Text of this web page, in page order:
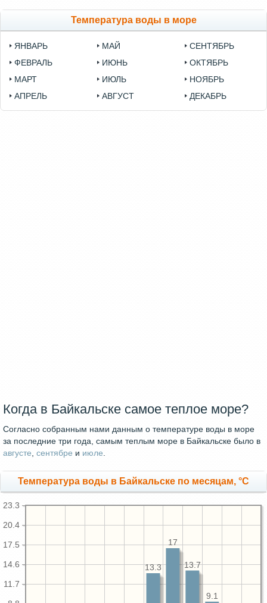
Температура воды в море
ЯНВАРЬ
ФЕВРАЛЬ
МАРТ
АПРЕЛЬ
МАЙ
ИЮНЬ
ИЮЛЬ
АВГУСТ
СЕНТЯБРЬ
ОКТЯБРЬ
НОЯБРЬ
ДЕКАБРЬ
Когда в Байкальске самое теплое море?
Согласно собранным нами данным о температуре воды в море
за последние три года, самым теплым море в Байкальске было в
августе, сентябре и июле.
Температура воды в Байкальске по месяцам, °C
11.7
14.6
17.5
20.4
23.3
9.1
13.7
17
13.3